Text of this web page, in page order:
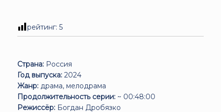
рейтинг: 5
Страна: Россия
Год выпуска: 2024
Жанр: драма, мелодрама
Продолжительность серии: ~ 00:48:00
Режиссёр: Богдан Дробязко